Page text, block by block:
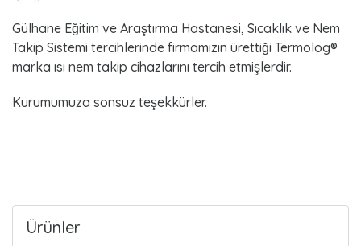
e
s
t
s
Gülhane Eğitim ve Araştırma Hastanesi, Sıcaklık ve Nem
Takip Sistemi tercihlerinde firmamızın ürettiği Termolog®
marka ısı nem takip cihazlarını tercih etmişlerdir.
Kurumumuza sonsuz teşekkürler.
Ürünler